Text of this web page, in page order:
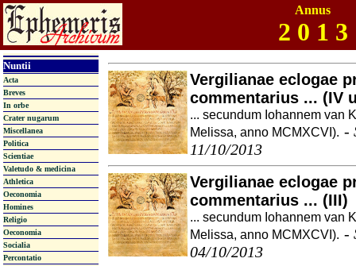
Annus
2 0 1 3
Nuntii
Acta
Breves
In orbe
Crater nugarum
Miscellanea
Politica
Scientiae
Valetudo & medicina
Athletica
Oeconomia
Homines
Religio
Oeconomia
Socialia
Percontatio
Vergilianae eclogae
commentarius ... (IV
... secundum Iohannem van
Melissa, anno MCMXCVI). -
11/10/2013
Vergilianae eclogae
commentarius ... (III)
... secundum Iohannem van
Melissa, anno MCMXCVI). -
04/10/2013